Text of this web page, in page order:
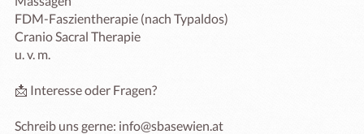
FDM-Faszientherapie (nach Typaldos)
Cranio Sacral Therapie
u. v. m.
📩 Interesse oder Fragen?
Schreib uns gerne: info@sbasewien.at